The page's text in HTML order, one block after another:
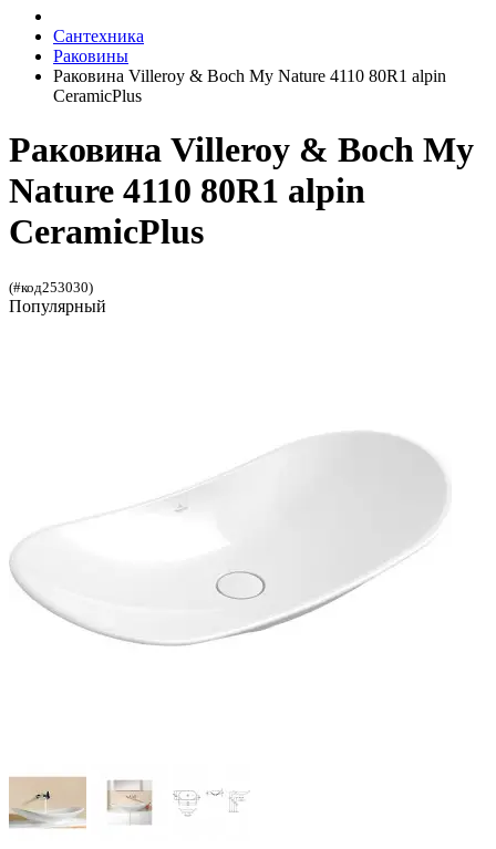
Сантехника
Раковины
Раковина Villeroy & Boch My Nature 4110 80R1 alpin
CeramicPlus
Раковина Villeroy & Boch My
Nature 4110 80R1 alpin
CeramicPlus
(#код253030)
Популярный